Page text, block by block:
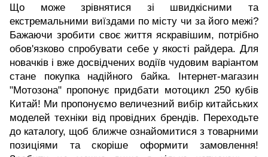
Що може зрівнятися зі швидкісними та
екстремальними виїздами по місту чи за його межі?
Бажаючи зробити своє життя яскравішим, потрібно
обов'язково спробувати себе у якості райдера. Для
новачків і вже досвідчених водіїв чудовим варіантом
стане покупка надійного байка. Інтернет-магазин
"Мотозона" пропонує придбати мотоцикл 250 кубів
Китай! Ми пропонуємо величезний вибір китайських
моделей техніки від провідних брендів. Переходьте
до каталогу, щоб ближче ознайомитися з товарними
позиціями та скоріше оформити замовлення!